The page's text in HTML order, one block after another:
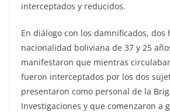
interceptados y reducidos.
En diálogo con los damnificados, dos
nacionalidad boliviana de 37 y 25
manifestaron que mientras
fueron interceptados por los dos
presentaron como personal de la
Investigaciones y que comenzaron a